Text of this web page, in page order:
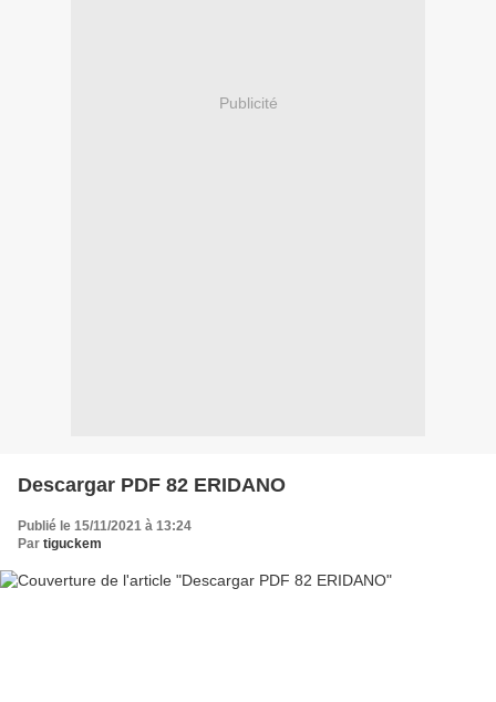
Publicité
Descargar PDF 82 ERIDANO
Publié le 15/11/2021 à 13:24
Par tiguckem